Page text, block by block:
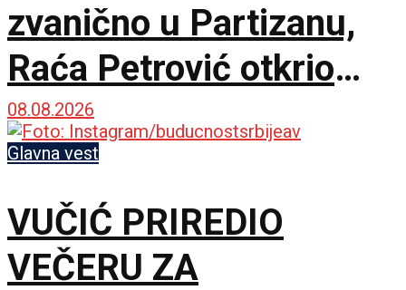
zvanično u Partizanu,
Raća Petrović otkrio
pozadinu pregovora!
08.08.2026
Glavna vest
VUČIĆ PRIREDIO
VEČERU ZA